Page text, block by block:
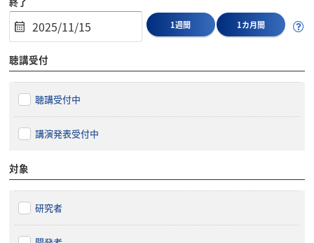
1週間 1カ月間
聴講受付
聴講受付中
講演発表受付中
対象
研究者